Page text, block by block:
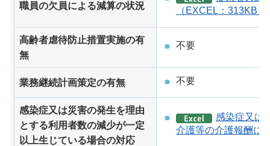
職員の欠員による減算の状況
（EXCEL：313KB）
高齢者虐待防止措置実施の有
無
不要
業務継続計画策定の有無 不要
感染症又は災害の発生を理由
とする利用者数の減少が一定
以上生じている場合の対応
感染症又は
介護等の介護報酬に